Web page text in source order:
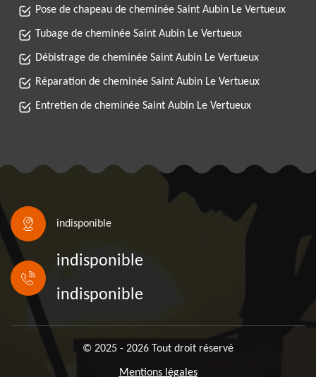
Pose de chapeau de cheminée Saint Aubin Le Vertueux
Tubage de cheminée Saint Aubin Le Vertueux
Débistrage de cheminée Saint Aubin Le Vertueux
Réparation de cheminée Saint Aubin Le Vertueux
Entretien de cheminée Saint Aubin Le Vertueux
indisponible
indisponible
indisponible
© 2025 - 2026 Tout droit réservé
Mentions légales